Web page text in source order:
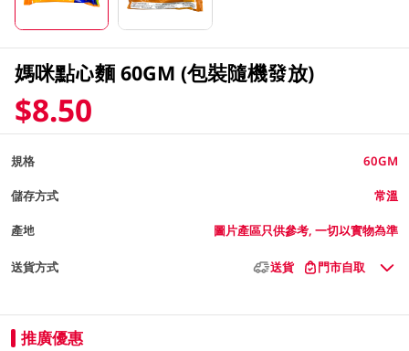
媽咪點心麵 60GM (包裝隨機發放)
$8.50
規格 60GM
儲存方式 常溫
產地 圖片產區只供參考, 一切以實物為準
送貨方式 送貨 門市自取
推廣優惠